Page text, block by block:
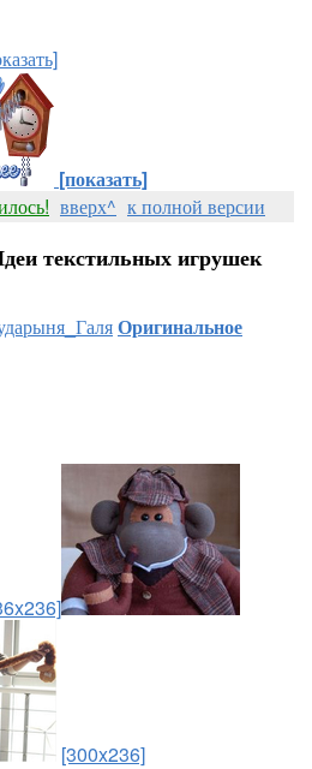
[показать]
вверх^ к полной версии
текстильных игрушек
Оригинальное
[300x236]